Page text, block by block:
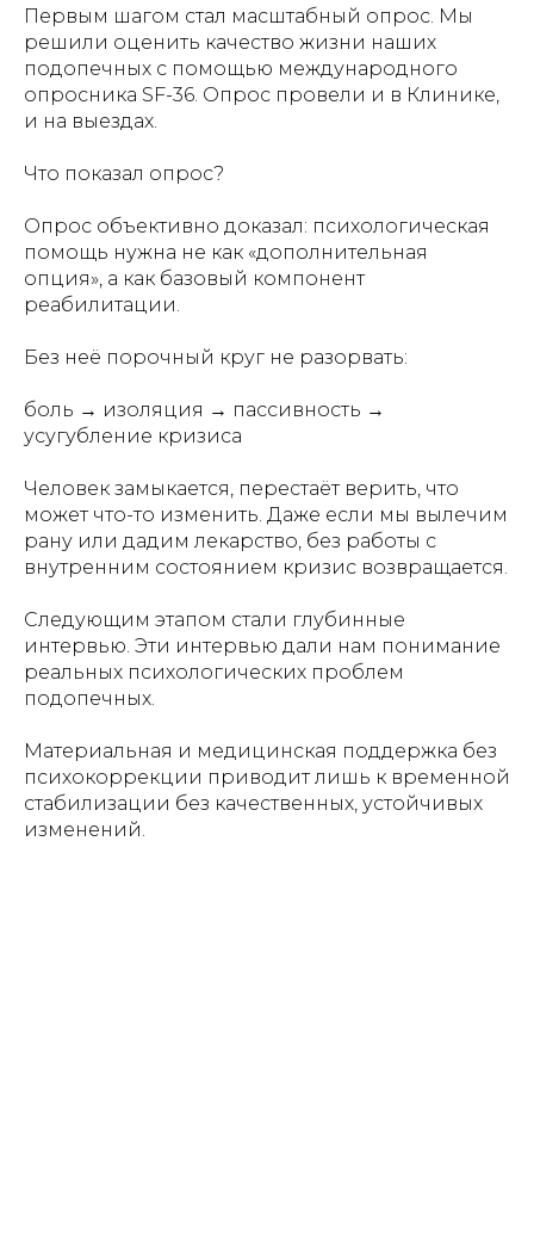
Первым шагом стал масштабный опрос. Мы
решили оценить качество жизни наших
подопечных с помощью международного
опросника SF-36. Опрос провели и в Клинике,
и на выездах.
Что показал опрос?
Опрос объективно доказал: психологическая
помощь нужна не как «дополнительная
опция», а как базовый компонент
реабилитации.
Без неё порочный круг не разорвать:
боль → изоляция → пассивность →
усугубление кризиса
Человек замыкается, перестаёт верить, что
может что-то изменить. Даже если мы вылечим
рану или дадим лекарство, без работы с
внутренним состоянием кризис возвращается.
Следующим этапом стали глубинные
интервью. Эти интервью дали нам понимание
реальных психологических проблем
подопечных.
Материальная и медицинская поддержка без
психокоррекции приводит лишь к временной
стабилизации без качественных, устойчивых
изменений.